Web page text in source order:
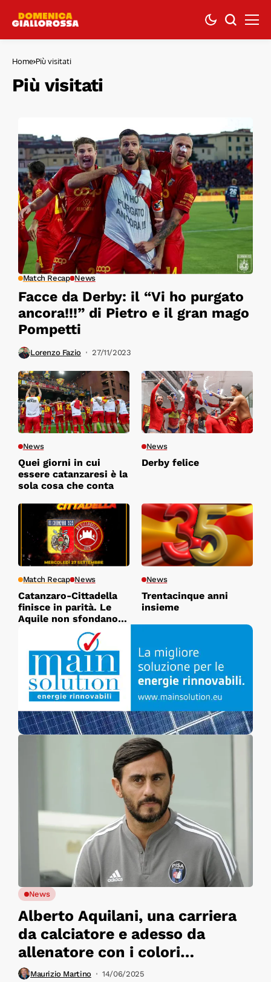
Home Più visitati
Più visitati
Match Recap News
Facce da Derby: il “Vi ho purgato
ancora!!!” di Pietro e il gran mago
Pompetti
Lorenzo Fazio 27/11/2023
News
Quei giorni in cui
essere catanzaresi è la
sola cosa che conta
News
Derby felice
Match Recap News
Catanzaro-Cittadella
finisce in parità. Le
Aquile non sfondano,
News
Trentacinque anni
insieme
News
Alberto Aquilani, una carriera
da calciatore e adesso da
allenatore con i colori
giallorossi nel cuore, ora come
Maurizio Martino 14/06/2025